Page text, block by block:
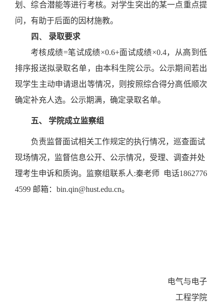
划、综合潜能等进行考核。对学生突出的某一点重点提
问，有助于后面的因材施教。
四、 录取要求
考核成绩=笔试成绩×0.6+面试成绩×0.4，从高到低
排序报送拟录取名单，由本科生院公示。公示期间若出
现学生主动申请退出等情况，则按照综合得分高低顺次
确定补充人选。公示期满，确定录取名单。
五、 学院成立监察组
负责监督面试相关工作规定的执行情况，巡查面试
现场情况，监督信息公开、公示情况，受理、调查并处
理考生申诉和质询。监察组联系人:秦老师 电话1862776
4599 邮箱：bin.qin@hust.edu.cn。
电气与电子
工程学院